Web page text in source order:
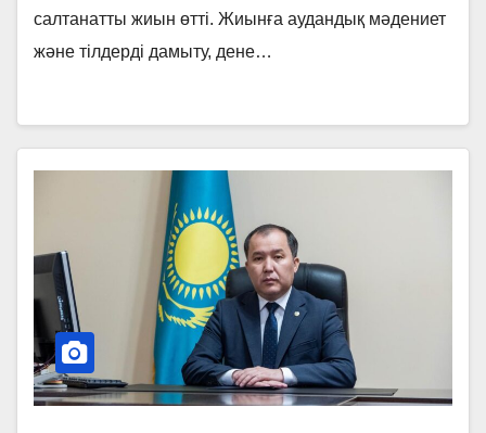
салтанатты жиын өтті. Жиынға аудандық мәдениет
және тілдерді дамыту, дене…